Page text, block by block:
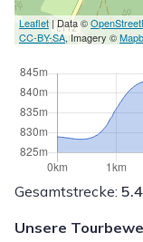
Leaflet| Data ©
CC-BY-SA, Imagery ©
Gesamtstrecke:
Unsere